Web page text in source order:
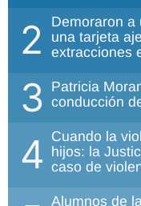
2
Demoraron a
una tarjeta
extracciones
3 Patricia
conducción
4 Cuando la
hijos: la
caso de
Alumnos de